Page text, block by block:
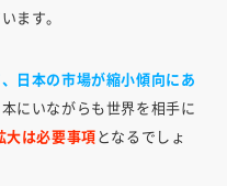
ます。
日本の市場が縮小傾向にあ
にいながらも世界を相手に
大は必要事項 となるでしょ